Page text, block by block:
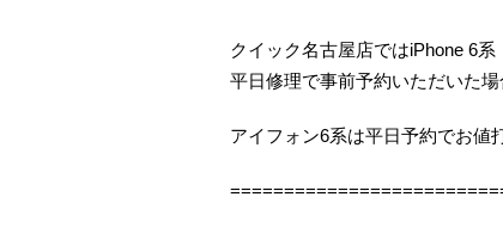
クイック名古屋店ではiPhone 6
平日修理で事前予約いただいた
アイフォン6系は平日予約でお値